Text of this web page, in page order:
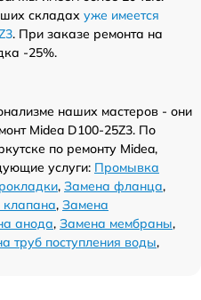
складах уже имеется
. При заказе ремонта на
-25%.
наших мастеров - они
Midea D100-25Z3. По
по ремонту Midea,
услуги: Промывка
, Замена фланца,
клапана, Замена
анода, Замена мембраны,
труб поступления воды,